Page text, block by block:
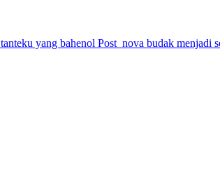
tanteku yang bahenol Post nova budak menjadi